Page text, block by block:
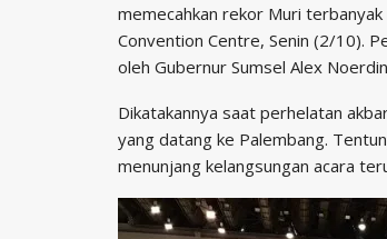
memecahkan rekor Muri
Convention Centre, Senin (2/10).
oleh Gubernur Sumsel Alex
Dikatakannya saat perhelatan
yang datang ke Palembang.
menunjang kelangsungan acara